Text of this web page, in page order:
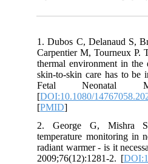
1.
thermal
skin-to-
[
2.
radiant